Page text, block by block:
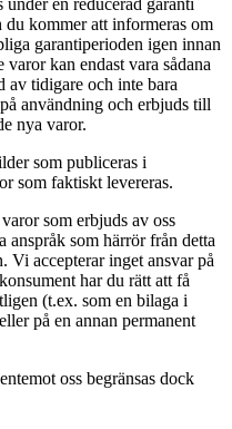
en reducerad garanti
kommer att informeras om
garantiperioden igen innan
kan endast vara sådana
av tidigare och inte bara
användning och erbjuds till
nya varor.
som publiceras i
som faktiskt levereras.
som erbjuds av oss
anspråk som härrör från detta
Vi accepterar inget ansvar på
har du rätt att få
(t.ex. som en bilaga i
på en annan permanent
oss begränsas dock